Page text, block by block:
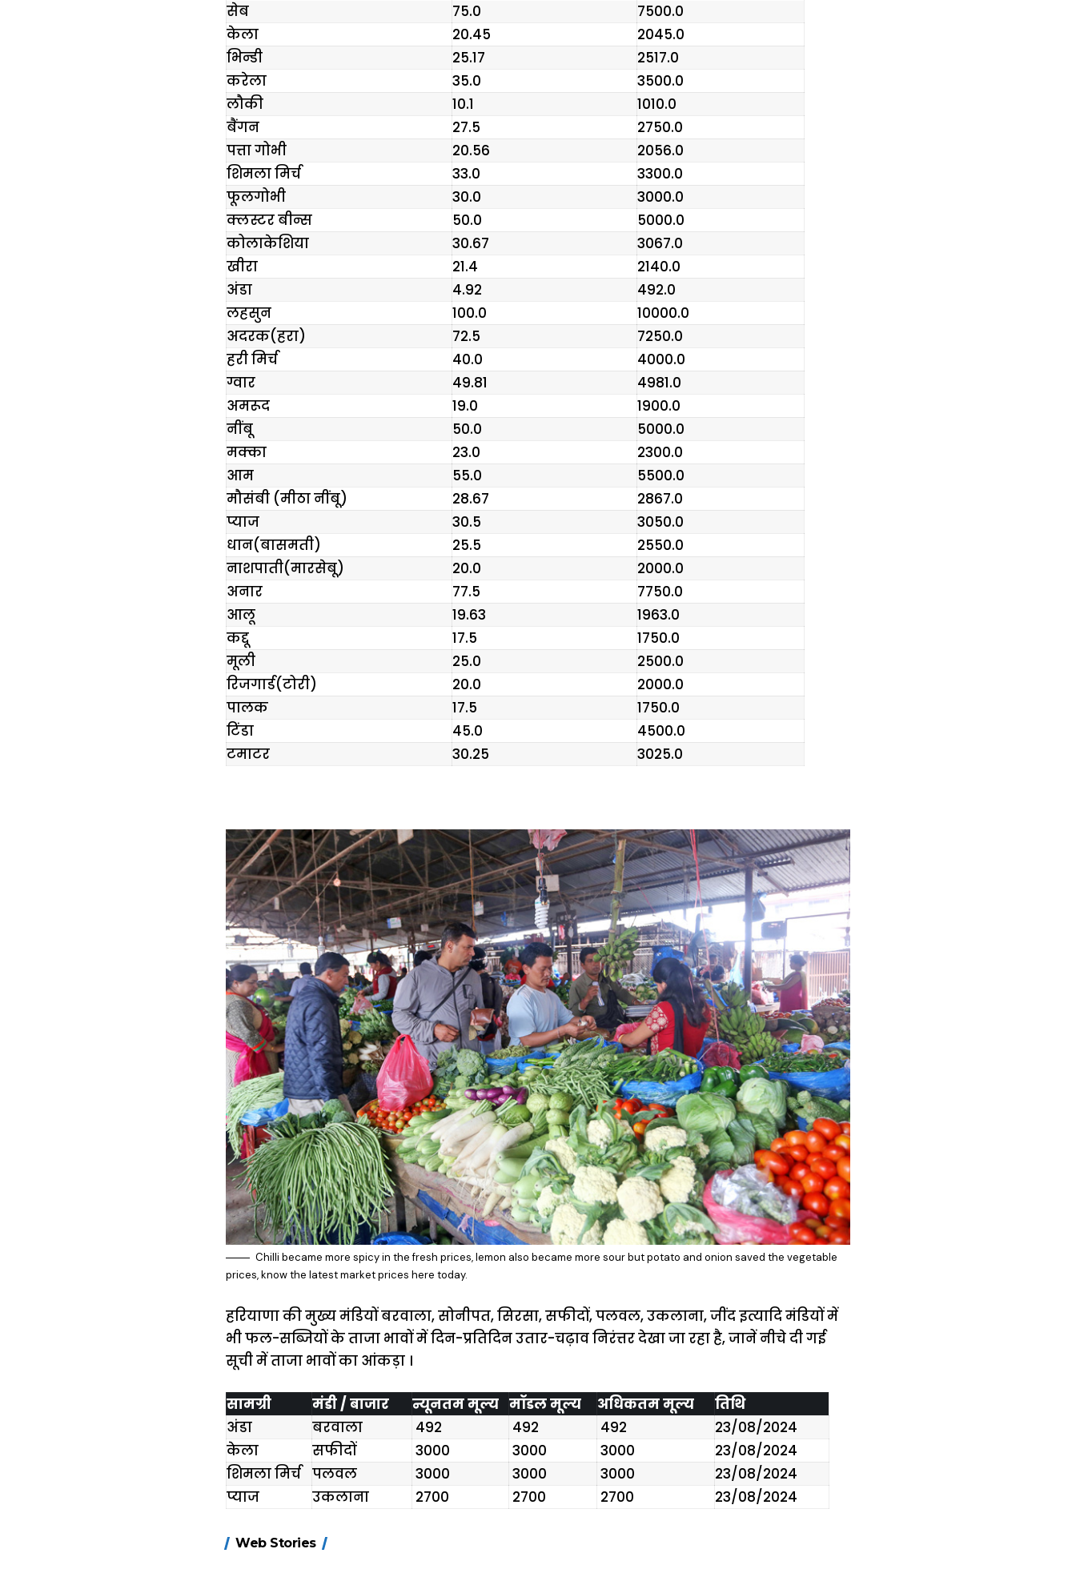
सेब
₹75.0
₹7500.0
केला
₹20.45
₹2045.0
भिन्डी
₹25.17
₹2517.0
करेला
₹35.0
₹3500.0
लौकी
₹10.1
₹1010.0
बैंगन
₹27.5
₹2750.0
पत्ता गोभी
₹20.56
₹2056.0
शिमला मिर्च
₹33.0
₹3300.0
फूलगोभी
₹30.0
₹3000.0
क्लस्टर बीन्स
₹50.0
₹5000.0
कोलाकेशिया
₹30.67
₹3067.0
खीरा
₹21.4
₹2140.0
अंडा
₹4.92
₹492.0
लहसुन
₹100.0
₹10000.0
अदरक(हरा)
₹72.5
₹7250.0
हरी मिर्च
₹40.0
₹4000.0
ग्वार
₹49.81
₹4981.0
अमरूद
₹19.0
₹1900.0
नींबू
₹50.0
₹5000.0
मक्का
₹23.0
₹2300.0
आम
₹55.0
₹5500.0
मौसंबी (मीठा नींबू)
₹28.67
₹2867.0
प्याज
₹30.5
₹3050.0
धान(बासमती)
₹25.5
₹2550.0
नाशपाती(मारसेबू)
₹20.0
₹2000.0
अनार
₹77.5
₹7750.0
आलू
₹19.63
₹1963.0
कद्दू
₹17.5
₹1750.0
मूली
₹25.0
₹2500.0
रिजगार्ड(टोरी)
₹20.0
₹2000.0
पालक
₹17.5
₹1750.0
टिंडा
₹45.0
₹4500.0
टमाटर
₹30.25 ₹3025.0
Chilli became more spicy in the fresh prices, lemon also became more sour but potato and onion saved the vegetable
prices, know the latest market prices here today.
हरियाणा की मुख्य मंडियों बरवाला, सोनीपत, सिरसा, सफीदों, पलवल, उकलाना, जींद इत्यादि मंडियों में
भी फल-सब्जियों के ताजा भावों में दिन-प्रतिदिन उतार-चढ़ाव निरंत्तर देखा जा रहा है, जानें नीचे दी गई
सूची में ताजा भावों का आंकड़ा ।
सामग्री मंडी / बाजार न्यूनतम मूल्य मॉडल मूल्य अधिकतम मूल्य
तिथि
अंडा
बरवाला ₹ 492 ₹ 492 ₹ 492
23/08/2024
केला
सफीदों ₹ 3000 ₹ 3000 ₹ 3000
23/08/2024
शिमला मिर्च पलवल ₹ 3000 ₹ 3000 ₹ 3000
23/08/2024
प्याज
उकलाना ₹ 2700 ₹ 2700 ₹ 2700 23/08/2024
Web Stories
होंगे FASTag के